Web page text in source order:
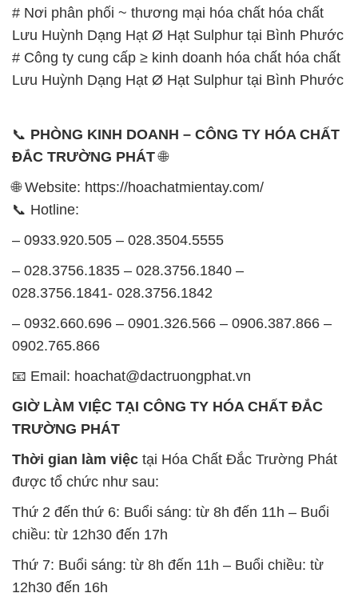
# Nơi phân phối ~ thương mại hóa chất hóa chất
Lưu Huỳnh Dạng Hạt Ø Hạt Sulphur tại Bình Phước
# Công ty cung cấp ≥ kinh doanh hóa chất hóa chất
Lưu Huỳnh Dạng Hạt Ø Hạt Sulphur tại Bình Phước
📞 PHÒNG KINH DOANH – CÔNG TY HÓA CHẤT
ĐẮC TRƯỜNG PHÁT🌐
🌐 Website: https://hoachatmientay.com/
📞 Hotline:
– 0933.920.505 – 028.3504.5555
– 028.3756.1835 – 028.3756.1840 –
028.3756.1841- 028.3756.1842
– 0932.660.696 – 0901.326.566 – 0906.387.866 –
0902.765.866
📧 Email: hoachat@dactruongphat.vn
GIỜ LÀM VIỆC TẠI CÔNG TY HÓA CHẤT ĐẮC
TRƯỜNG PHÁT
Thời gian làm việc tại Hóa Chất Đắc Trường Phát
được tổ chức như sau:
Thứ 2 đến thứ 6: Buổi sáng: từ 8h đến 11h – Buổi
chiều: từ 12h30 đến 17h
Thứ 7: Buổi sáng: từ 8h đến 11h – Buổi chiều: từ
12h30 đến 16h